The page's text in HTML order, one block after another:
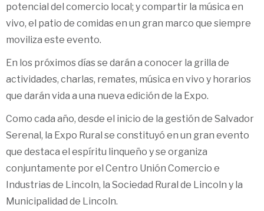
potencial del comercio local; y compartir la música en
vivo, el patio de comidas en un gran marco que siempre
moviliza este evento.
En los próximos días se darán a conocer la grilla de
actividades, charlas, remates, música en vivo y horarios
que darán vida a una nueva edición de la Expo.
Como cada año, desde el inicio de la gestión de Salvador
Serenal, la Expo Rural se constituyó en un gran evento
que destaca el espíritu linqueño y se organiza
conjuntamente por el Centro Unión Comercio e
Industrias de Lincoln, la Sociedad Rural de Lincoln y la
Municipalidad de Lincoln.